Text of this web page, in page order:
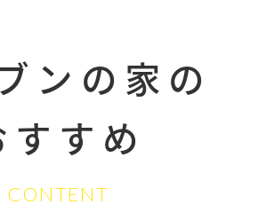
ンの家の
すすめ
CONTENT